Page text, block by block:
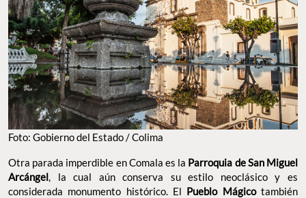
Foto: Gobierno del Estado / Colima
Otra parada imperdible en Comala es la Parroquia de San Miguel
Arcángel, la cual aún conserva su estilo neoclásico y es
considerada monumento histórico. El Pueblo Mágicotambién